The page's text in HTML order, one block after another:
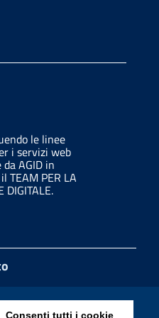
Consenti tutti i cookie
le linee
i servizi web
AGID in
TEAM PER LA
DIGITALE.